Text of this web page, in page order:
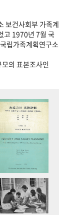
보건사회부 가족계
고 1970년 7월 국
립가족계획연구소
의 표본조사인